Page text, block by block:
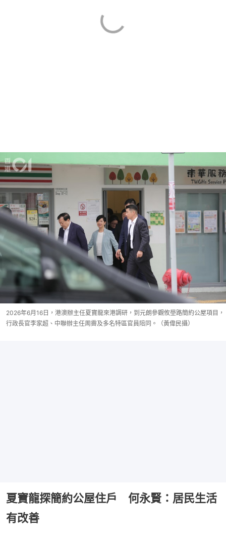
2026年6月16日，港澳辦主任夏寶龍來港調研，到元朗參觀攸壆路簡約公屋項目，
行政長官李家超、中聯辦主任周霽及多名特區官員陪同。（黃偉民攝）
夏寶龍探簡約公屋住戶 何永賢：居民生活
有改善